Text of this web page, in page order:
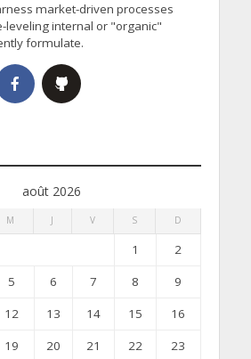
market-driven processes
leveling internal or "organic"
formulate.
août 2026
M J V S D
1
2
5 6 7 8
9
12 13 14 15
16
19 20 21 22
23